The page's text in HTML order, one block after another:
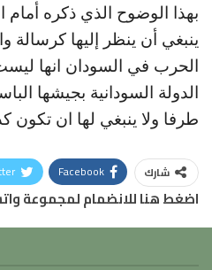
بهذا الوضوح الذي ذكره أمام
ينبغي أن ينظر إليها كرسالة
الحرب في السودان انها
الدولة السودانية بجيشها
طرفا ولا ينبغي لها ان تكون
شارك Facebook
اضغط هنا للانضمام لمجموعة